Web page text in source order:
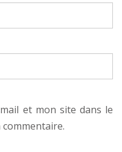
et mon site dans le